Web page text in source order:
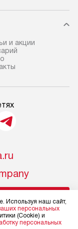
и акции
Используя наш сайт,
персональных
(Cookie) и
персональных